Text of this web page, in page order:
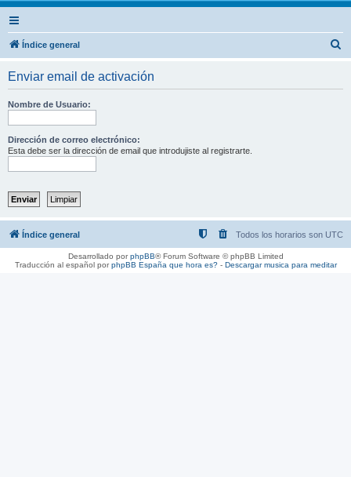
Índice general
Enviar email de activación
Nombre de Usuario:
Dirección de correo electrónico:
Esta debe ser la dirección de email que introdujiste al registrarte.
Índice general Todos los horarios son UTC
Desarrollado porphpBB® Forum Software © phpBB Limited
Traducción al español porphpBB España que hora es?- Descargar musica para meditar